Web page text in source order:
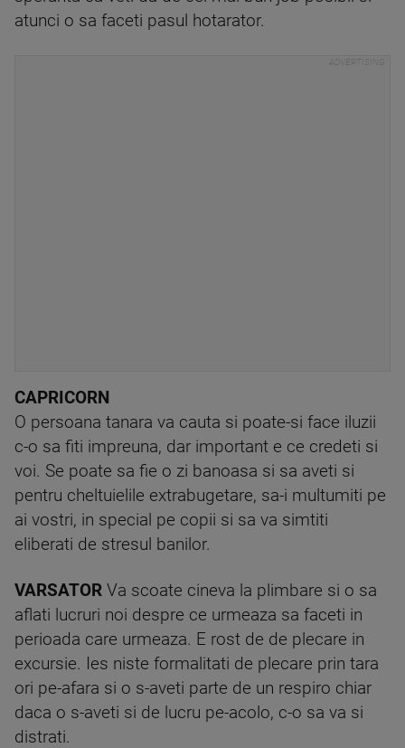
atunci o sa faceti pasul hotarator.
CAPRICORN
O persoana tanara va cauta si poate-si face iluzii
c-o sa fiti impreuna, dar important e ce credeti si
voi. Se poate sa fie o zi banoasa si sa aveti si
pentru cheltuielile extrabugetare, sa-i multumiti pe
ai vostri, in special pe copii si sa va simtiti
eliberati de stresul banilor.
VARSATOR Va scoate cineva la plimbare si o sa
aflati lucruri noi despre ce urmeaza sa faceti in
perioada care urmeaza. E rost de de plecare in
excursie. Ies niste formalitati de plecare prin tara
ori pe-afara si o s-aveti parte de un respiro chiar
daca o s-aveti si de lucru pe-acolo, c-o sa va si
distrati.